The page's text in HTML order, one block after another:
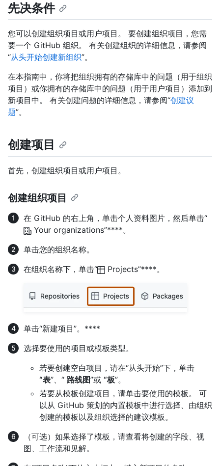
先决条件
您可以创建组织项目或用户项目。 要创建组织项目，您需
要一个 GitHub 组织。 有关创建组织的详细信息，请参阅
“从头开始创建新组织”。
在本指南中，你将把组织拥有的存储库中的问题（用于组织
项目）或你拥有的存储库中的问题（用于用户项目）添加到
新项目中。 有关创建问题的详细信息，请参阅“创建议
题”。
创建项目
首先，创建组织项目或用户项目。
创建组织项目
在 GitHub 的右上角，单击个人资料图片，然后单击“
Your organizations”****。
单击您的组织名称。
在组织名称下，单击“
Projects”****。
单击“新建项目”。****
选择要使用的项目或模板类型。
若要创建空白项目，请在“从头开始”下，单击
“表”、“ 路线图”或 “板”。
若要从模板创建项目，请单击要使用的模板。 可
以从 GitHub 策划的内置模板中进行选择、由组织
创建的模板以及组织选择的建议模板。
（可选）如果选择了模板，请查看将创建的字段、视
图、工作流和见解。